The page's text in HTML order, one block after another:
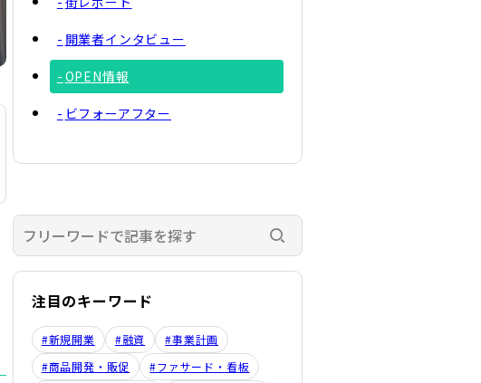
開業者インタビュー
OPEN情報
ビフォーアフター
検索する
注目のキーワード
#新規開業 #融資
#事業計画
#商品開発・販促
#ファサード・看板